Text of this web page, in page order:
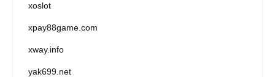
xoslot
xpay88game.com
xway.info
yak699.net